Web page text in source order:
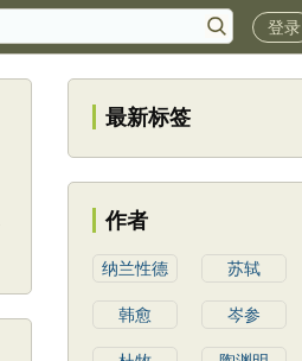
登录
最新标签
作者
纳兰性德 苏轼
韩愈 岑参